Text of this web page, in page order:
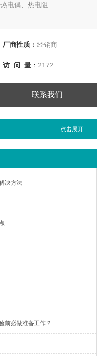
电偶、热电阻
厂商性质： 经销商
访 问 量： 2172
联系我们
点击展开+
决方法
前必做准备工作？